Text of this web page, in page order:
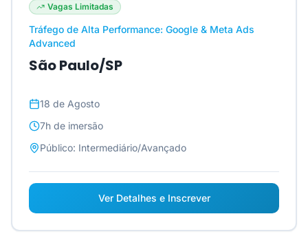
Vagas Limitadas
Tráfego de Alta Performance: Google & Meta Ads
Advanced
São Paulo/SP
18 de Agosto
7h de imersão
Público: Intermediário/Avançado
Ver Detalhes e Inscrever